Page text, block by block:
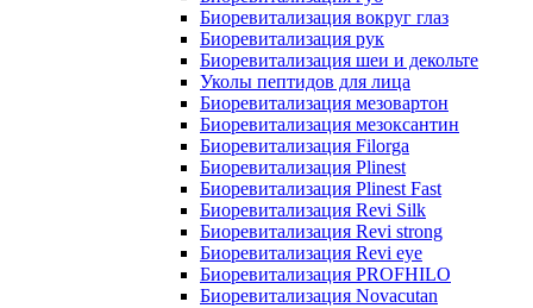
Биоревитализация вокруг глаз
Биоревитализация рук
Биоревитализация шеи и декольте
Уколы пептидов для лица
Биоревитализация мезовартон
Биоревитализация мезоксантин
Биоревитализация Filorga
Биоревитализация Plinest
Биоревитализация Plinest Fast
Биоревитализация Revi Silk
Биоревитализация Revi strong
Биоревитализация Revi eye
Биоревитализация PROFHILO
Биоревитализация Novacutan